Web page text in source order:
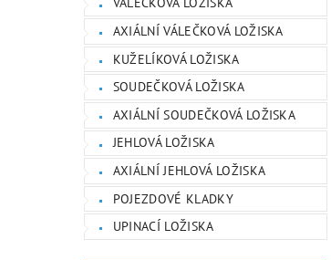
AXIÁLNÍ VÁLEČKOVÁ LOŽISKA
KUŽELÍKOVÁ LOŽISKA
SOUDEČKOVÁ LOŽISKA
AXIÁLNÍ SOUDEČKOVÁ LOŽISKA
JEHLOVÁ LOŽISKA
AXIÁLNÍ JEHLOVÁ LOŽISKA
POJEZDOVÉ KLADKY
UPINACÍ LOŽISKA